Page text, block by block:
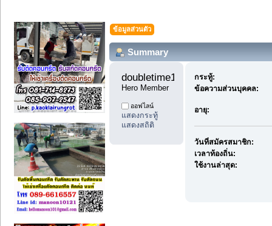
ข้อมูลส่วนตัว
Summary
Hero Member
ออฟไลน์
แสดงกระทู้
แสดงสถิติ
กระทู้:
ข้อความส่วนบุคคล:
อายุ:
วันที่สมัครสมาชิก:
เวลาท้องถิ่น:
ใช้งานล่าสุด: